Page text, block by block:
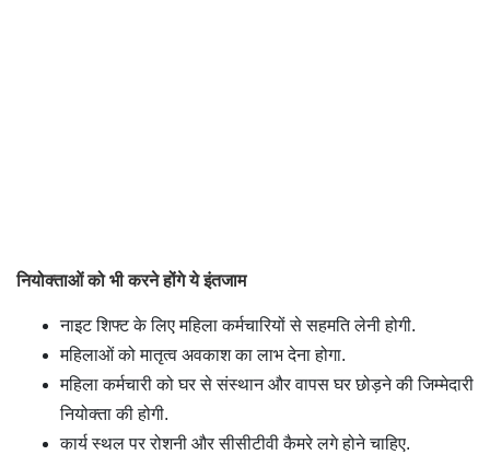
नियोक्ताओं को भी करने होंगे ये इंतजाम
नाइट शिफ्ट के लिए महिला कर्मचारियों से सहमति लेनी होगी.
महिलाओं को मातृत्व अवकाश का लाभ देना होगा.
महिला कर्मचारी को घर से संस्थान और वापस घर छोड़ने की जिम्मेदारी
नियोक्ता की होगी.
कार्य स्थल पर रोशनी और सीसीटीवी कैमरे लगे होने चाहिए.